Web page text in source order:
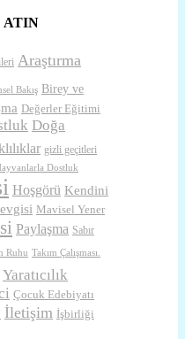
ATIN
Araştırma
Bakış Birey ve
Değerler Eğitimi
Doğa
gizli geçitleri
Dostluk
Hoşgörü Kendini
Mavisel Yener
Paylaşma Sabır
Ruhu Takım Çalışması.
Yaratıcılık
Çocuk Edebiyatı
İletişim İşbirliği